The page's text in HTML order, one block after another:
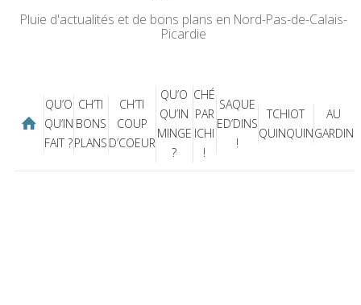
Pluie d'actualités et de bons plans en Nord-Pas-de-Calais-
Picardie
QU’O
QU’IN
FAIT ?
CH’TI
BONS
PLANS
CH’TI
COUP
D’COEUR
QU’O
QU’IN
MINGE
?
CHÉ
PAR
ICHI
!
SAQUE
ED’DINS
!
TCHIOT
QUINQUIN
AU
GARDIN